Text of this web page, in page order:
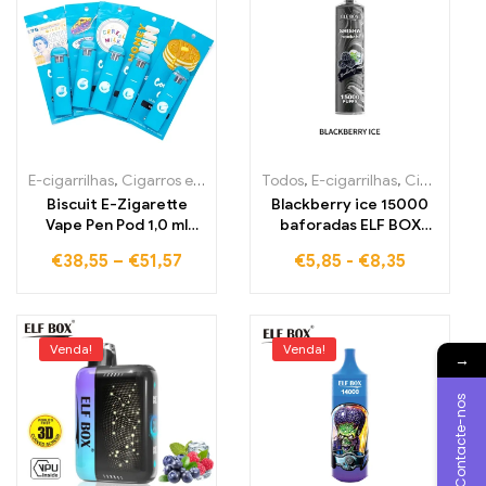
E-cigarrilhas, Cigarros eletrónicos descartáveis Portugal ,
Biscuit E-Zigarette
Vape Pen Pod 1,0 ml
€38,55 – €51,57
Todos, E-cigarrilhas, Cigarros eletrónicos descartáveis Estónia
Blackberry ice 15000
baforadas ELF BOX
atacado mundial envio
€5,85 - €8,35
Venda! Venda! →
Contacte-nos